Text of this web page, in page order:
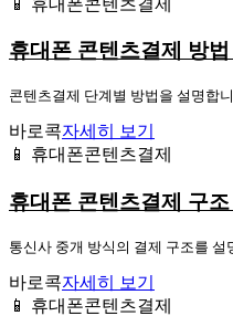
휴대폰 콘텐츠결제 방
콘텐츠결제 단계별 방법을 설명합
바로콕자세히 보기
📱 휴대폰콘텐츠결제
휴대폰 콘텐츠결제 구조
통신사 중개 방식의 결제 구조를 설
바로콕자세히 보기
📱 휴대폰콘텐츠결제